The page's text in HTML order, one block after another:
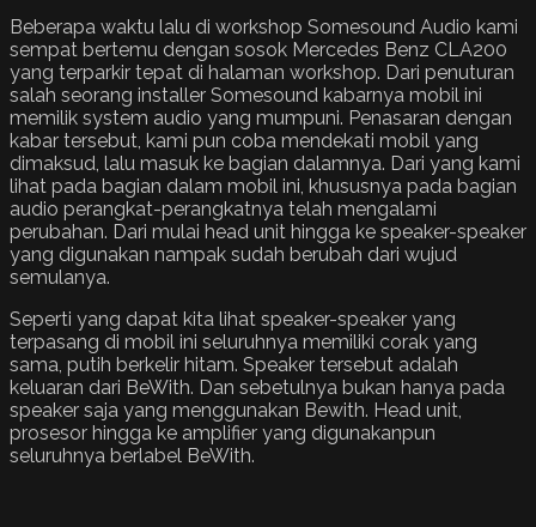
Beberapa waktu lalu di workshop Somesound Audio kami
sempat bertemu dengan sosok Mercedes Benz CLA200
yang terparkir tepat di halaman workshop. Dari penuturan
salah seorang installer Somesound kabarnya mobil ini
memilik system audio yang mumpuni. Penasaran dengan
kabar tersebut, kami pun coba mendekati mobil yang
dimaksud, lalu masuk ke bagian dalamnya. Dari yang kami
lihat pada bagian dalam mobil ini, khususnya pada bagian
audio perangkat-perangkatnya telah mengalami
perubahan. Dari mulai head unit hingga ke speaker-speaker
yang digunakan nampak sudah berubah dari wujud
semulanya.
Seperti yang dapat kita lihat speaker-speaker yang
terpasang di mobil ini seluruhnya memiliki corak yang
sama, putih berkelir hitam. Speaker tersebut adalah
keluaran dari BeWith. Dan sebetulnya bukan hanya pada
speaker saja yang menggunakan Bewith. Head unit,
prosesor hingga ke amplifier yang digunakanpun
seluruhnya berlabel BeWith.